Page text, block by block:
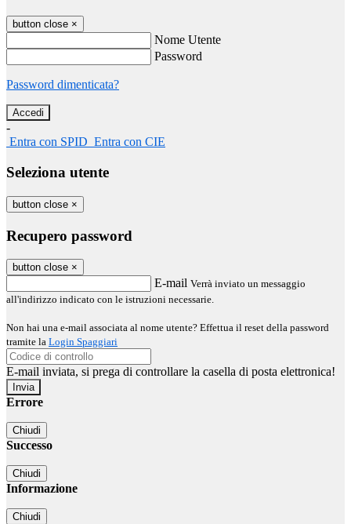
button close ×
Nome Utente
Password
Password dimenticata?
-
Entra con SPID Entra con CIE
Seleziona utente
button close ×
Recupero password
button close ×
E-mail Verrà inviato un messaggio
all'indirizzo indicato con le istruzioni necessarie.
Non hai una e-mail associata al nome utente? Effettua il reset della password
tramite la Login Spaggiari
E-mail inviata, si prega di controllare la casella di posta elettronica!
Errore
Chiudi
Successo
Chiudi
Informazione
Chiudi